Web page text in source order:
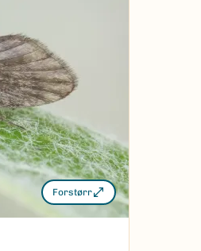
Forstørr